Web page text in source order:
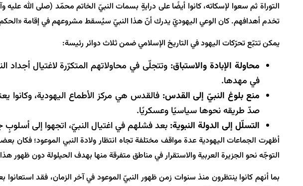
التوراة ثم سعوا لإسكاته، كانوا أيضًا على درايةٍ بسمات النبيّ الخاتم محمّد (صلی الله
تخدم أهدافهم. كان الوعي اليهوديّ يدرك أنّ هذا النبيّ سيُسقط مشروعهم في إقامة
يمكن تتبّع تحرّكات اليهود في التاريخ الإسلامي ضمن ثلاث دوائر رئيسة:
محاولة الإبادة والاستباق: وتتجلّى في محاولاتهم المتكرّرة لاغتيال
في مهدها.
منع بلوغ النبيّ إلى القدس: فالقدس هي مركز الأطماع اليهودية،
صدّ طريقه نحوها سياسيًا وعسكريًا.
التسلّل إلى الدولة النبوية: بعد فشلهم في اغتيال النبيّ، اتجهوا إلى
أظهرت الجماعات اليهودية عدة مواقف مختلفة تجاه انتظار ولادة النبي الموعود؛ فكان
التوجّه نحو الجزيرة العربية والاستقرار في مناطق متفرقة منها بهدف الحيلولة دون ظهور
بما أنهم كانوا ينتظرون منذ سنوات زمن ظهور النبيّ الموعود في آخر الزمان، فقد